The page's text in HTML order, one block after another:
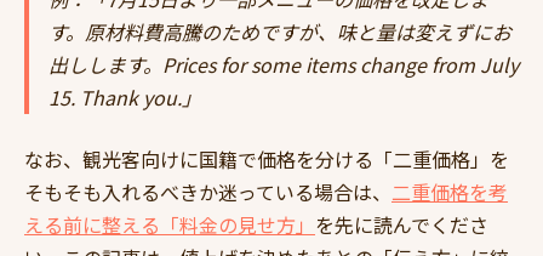
す。原材料費高騰のためですが、味と量は変えずにお
出しします。Prices for some items change from July
15. Thank you.」
なお、観光客向けに国籍で価格を分ける「二重価格」を
そもそも入れるべきか迷っている場合は、 二重価格を考
える前に整える「料金の見せ方」 を先に読んでくださ